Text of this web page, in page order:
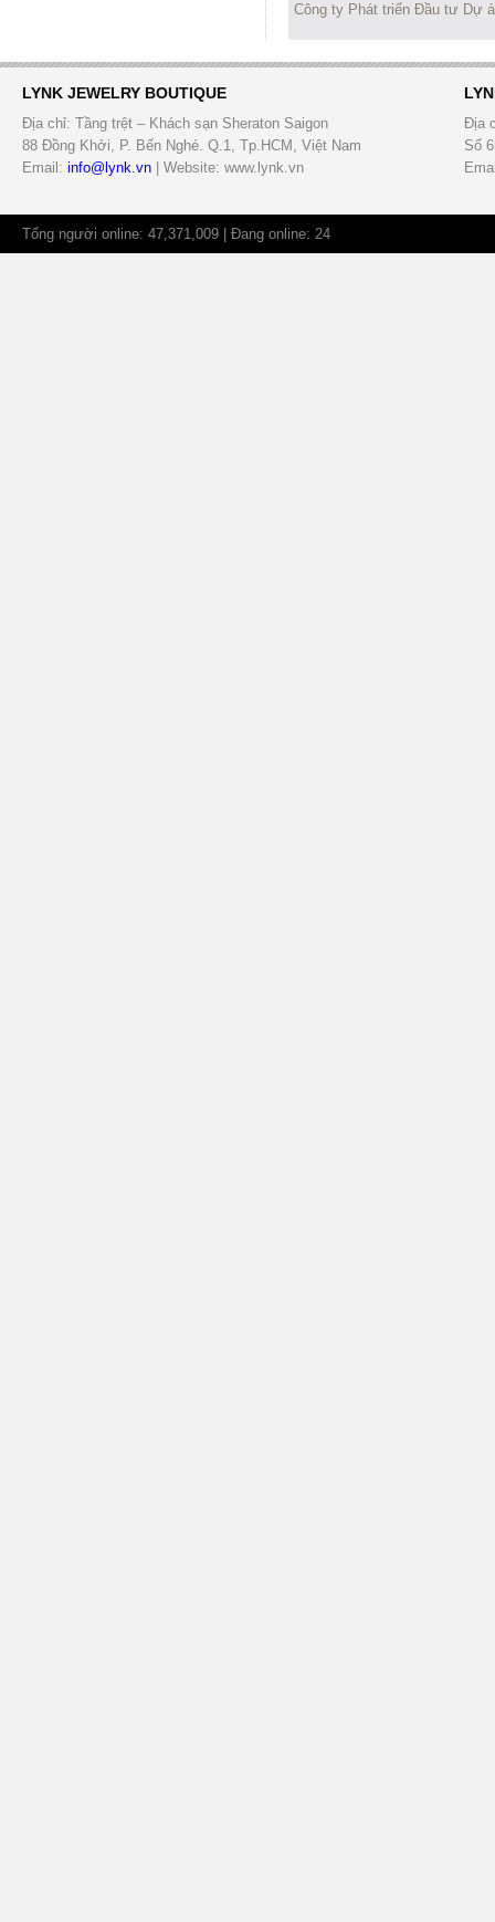
Công ty Phát triển Đầu tư Dự
LYNK JEWELRY BOUTIQUE
Địa chỉ: Tầng trệt – Khách sạn Sheraton Saigon
88 Đồng Khởi, P. Bến Nghé. Q.1, Tp.HCM, Việt Nam
Email: info@lynk.vn | Website: www.lynk.vn
Địa
Số
Tổng người online: 47,371,009 | Đang online: 24